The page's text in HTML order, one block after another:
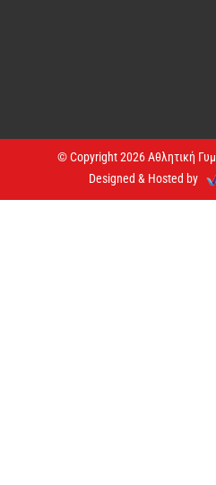
© Copyright 2026 Αθλητική
Designed & Hosted by